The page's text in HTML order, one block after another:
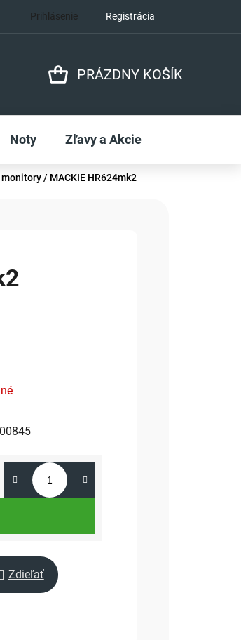
Prihlásenie Registrácia
PRÁZDNY KOŠÍK
Noty Zľavy a Akcie
/ MACKIE HR624mk2
Zdieľať